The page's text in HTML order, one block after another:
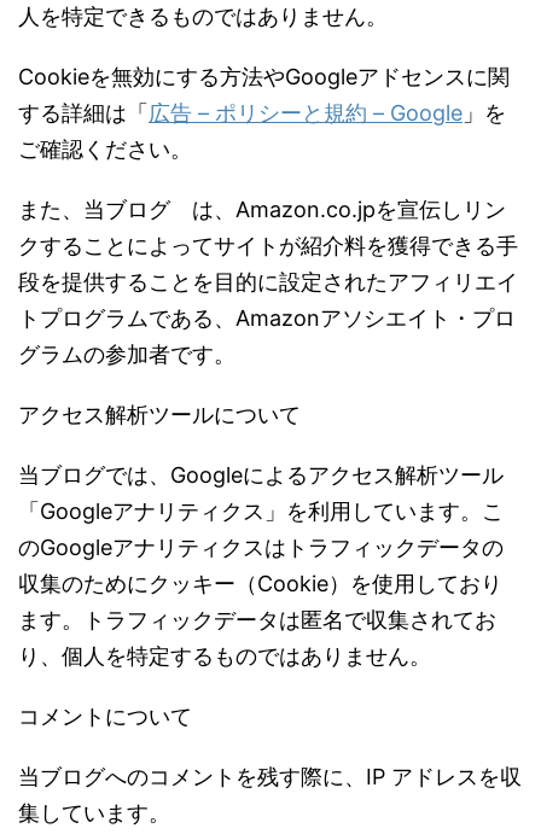
人を特定できるものではありません。
Cookieを無効にする方法やGoogleアドセンスに関
する詳細は「 広告 – ポリシーと規約 – Google 」を
ご確認ください。
また、当ブログ は、 Amazon.co.jpを宣伝しリン
クすることによってサイトが紹介料を獲得できる手
段を提供することを目的に設定されたアフィリエイ
トプログラムである、 Amazonアソシエイト・プロ
グラムの参加者です。
アクセス解析ツールについて
当ブログでは、 Googleによるアクセス解析ツール
「 Googleアナリティクス」を利用しています。こ
のGoogleアナリティクスはトラフィックデータの
収集のためにクッキー（Cookie）を使用しており
ます。トラフィックデータは匿名で収集されてお
り、個人を特定するものではありません。
コメントについて
当ブログへのコメントを残す際に、 IP アドレスを収
集しています。